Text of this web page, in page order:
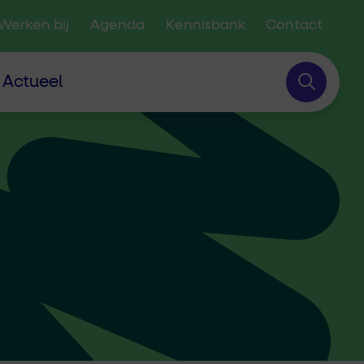
bij Agenda Kennisbank Contact
Actueel